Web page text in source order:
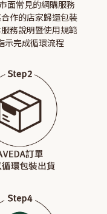
面常見的網購服務
作的店家歸還包裝
務說明暨使用規範
示完成循環流程